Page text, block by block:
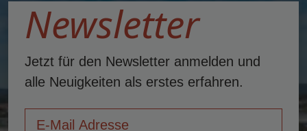
Newsletter
Jetzt für den Newsletter anmelden und
alle Neuigkeiten als erstes erfahren.